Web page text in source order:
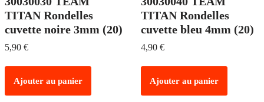
TITAN Rondelles
cuvette noire 3mm (20)
5,90 €
Ajouter au panier
TITAN Rondelles
cuvette bleu 4mm (20)
4,90 €
Ajouter au panier